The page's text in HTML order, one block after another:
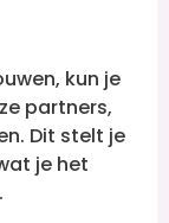
kun je
partners,
Dit stelt je
je het